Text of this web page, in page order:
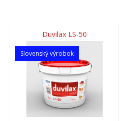
Duvilax LS-50
Slovenský výrobok